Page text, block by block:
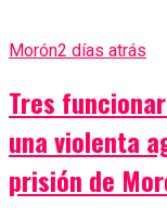
Morón2 días atrás
Tres
una violenta
prisión de